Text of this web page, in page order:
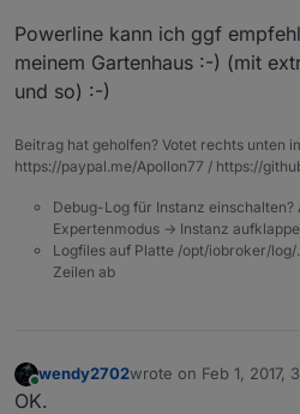
Powerline kann ich ggf
meinem Gartenhaus :-) (mit
und so) :-)
Beitrag hat geholfen? Votet rechts unten
https://paypal.me/Apollon77 / https://
Debug-Log für Instanz einschalten?
Expertenmodus -> Instanz
Logfiles auf Platte /opt/iobroker/
Zeilen ab
Online
wendy2702wrote on Feb 1, 2017,
last edited by
OK.